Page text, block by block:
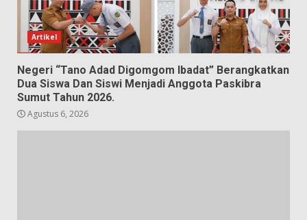
Artikel
Negeri “Tano Adad Digomgom Ibadat” Berangkatkan
Dua Siswa Dan Siswi Menjadi Anggota Paskibra
Sumut Tahun 2026.
Agustus 6, 2026